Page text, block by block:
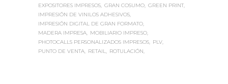
EXPOSITORES IMPRESOS GRAN COSUMO GREEN PRINT
IMPRESIÓN DE VINILOS ADHESIVOS
IMPRESIÓN DIGITAL DE GRAN FORMATO
MADERA IMPRESA
MOBILIARIO IMPRESO
PHOTOCALLS PERSONALIZADOS IMPRESOS
PLV
PUNTO DE VENTA
RETAIL ROTULACIÓN